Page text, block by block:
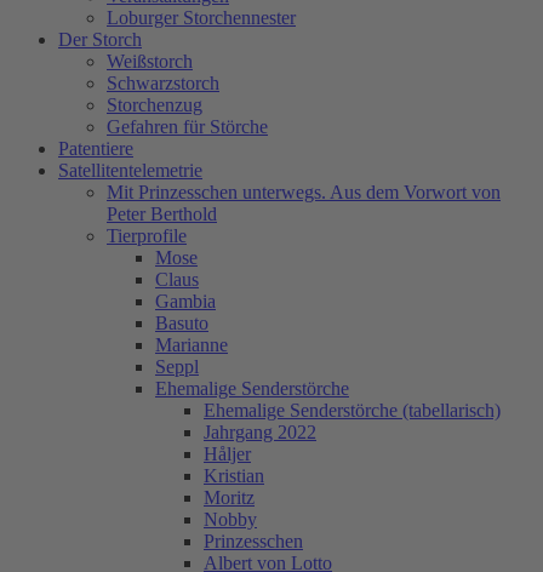
Loburger Storchennester
Der Storch
Weißstorch
Schwarzstorch
Storchenzug
Gefahren für Störche
Patentiere
Satellitentelemetrie
Mit Prinzesschen unterwegs. Aus dem Vorwort von
Peter Berthold
Tierprofile
Mose
Claus
Gambia
Basuto
Marianne
Seppl
Ehemalige Senderstörche
Ehemalige Senderstörche (tabellarisch)
Jahrgang 2022
Håljer
Kristian
Moritz
Nobby
Prinzesschen
Albert von Lotto